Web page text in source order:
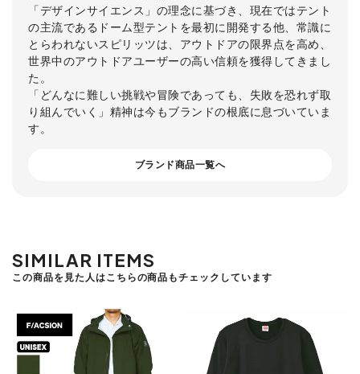
「デザインサイエンス」の理念に基づき、現在ではテント
の主流であるドーム型テントを最初に開発する他、常識に
とらわれないスピリッツは、アウトドアの限界点を高め、
世界中のアウトドアユーザーの高い信頼を獲得してきまし
た。
「どんなに難しい挑戦や冒険であっても、失敗を恐れず取
り組んでいく」精神は今もブランドの根底に息づいていま
す。
ブランド商品一覧へ
SIMILAR ITEMS
この商品を見た人はこちらの商品もチェックしています